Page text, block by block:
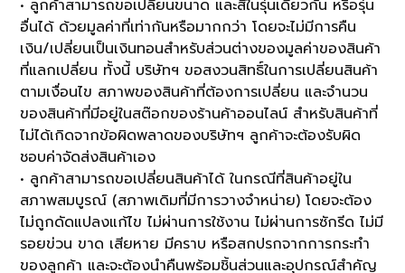
• ลูกค้าสามารถขอเปลี่ยนขนาด และสีในรุ่นเดียวกัน หรือรุ่น
อื่นได้ ด้วยมูลค่าที่เท่ากันหรือมากกว่า โดยจะไม่มีการคืน
เงิน/เปลี่ยนเป็นเงินทอนสำหรับส่วนต่างของมูลค่าของสินค้า
ที่แลกเปลี่ยน ทั้งนี้ บริษัทฯ ขอสงวนสิทธิ์ในการเปลี่ยนสินค้า
ตามเงื่อนไข สภาพของสินค้าที่ต้องการเปลี่ยน และจำนวน
ของสินค้าที่มีอยู่ในสต๊อกของร้านค้าออนไลน์ สำหรับสินค้าที่
ไม่ได้เกิดจากข้อผิดพลาดของบริษัทฯ ลูกค้าจะต้องรับผิด
ชอบค่าจัดส่งสินค้าเอง
• ลูกค้าสามารถขอเปลี่ยนสินค้าได้ ในกรณีที่สินค้าอยู่ใน
สภาพสมบูรณ์ (สภาพเดิมที่มีการวางจำหน่าย) โดยจะต้อง
ไม่ถูกดัดแปลงแก้ไข ไม่ผ่านการใช้งาน ไม่ผ่านการซักรีด ไม่มี
รอยข่วน ขาด เสียหาย มีคราบ หรือสกปรกจากการกระทำ
ของลูกค้า และจะต้องนำคืนพร้อมชิ้นส่วนและอุปกรณ์สำคัญ